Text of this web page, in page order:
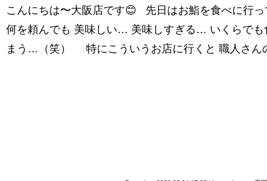
こんにちは〜大阪店です😊 先日はお鮨を食べに行っ
何を頼んでも 美味しい… 美味しすぎる… いくらでも
まう…（笑） 特にこういうお店に行くと 職人さん